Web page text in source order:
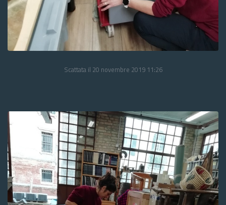
Scattata il 20 novembre 2019 11:26